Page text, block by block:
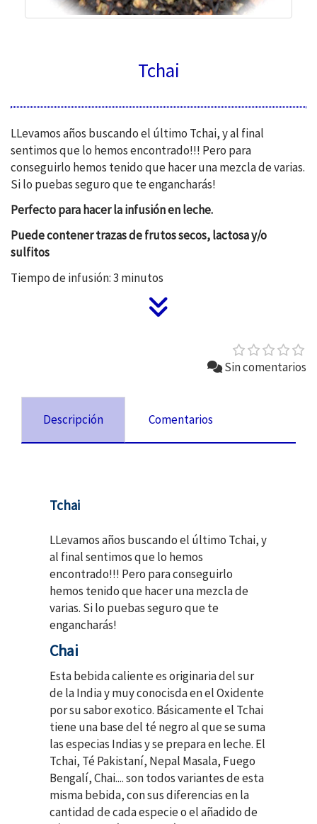
Tchai
LLevamos años buscando el último Tchai, y al final
sentimos que lo hemos encontrado!!! Pero para
conseguirlo hemos tenido que hacer una mezcla de varias.
Si lo puebas seguro que te engancharás!
Perfecto para hacer la infusión en leche.
Puede contener trazas de frutos secos, lactosa y/o
sulfitos
Tiempo de infusión: 3 minutos
Sin comentarios
Descripción Comentarios
Tchai
LLevamos años buscando el último Tchai, y
al final sentimos que lo hemos
encontrado!!! Pero para conseguirlo
hemos tenido que hacer una mezcla de
varias. Si lo puebas seguro que te
engancharás!
Chai
Esta bebida caliente es originaria del sur
de la India y muy conocisda en el Oxidente
por su sabor exotico. Básicamente el Tchai
tiene una base del té negro al que se suma
las especias Indias y se prepara en leche. El
Tchai, Té Pakistaní, Nepal Masala, Fuego
Bengalí, Chai.... son todos variantes de esta
misma bebida, con sus diferencias en la
cantidad de cada especie o el añadido de